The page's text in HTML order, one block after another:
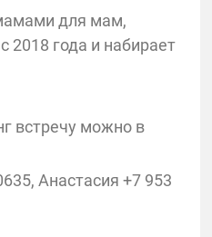
для мам,
2018 года и набирает
встречу можно в
Анастасия +7 953